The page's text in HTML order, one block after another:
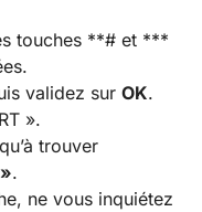
touches **# et ***
validez sur OK.
».
trouver
.
ne vous inquiétez